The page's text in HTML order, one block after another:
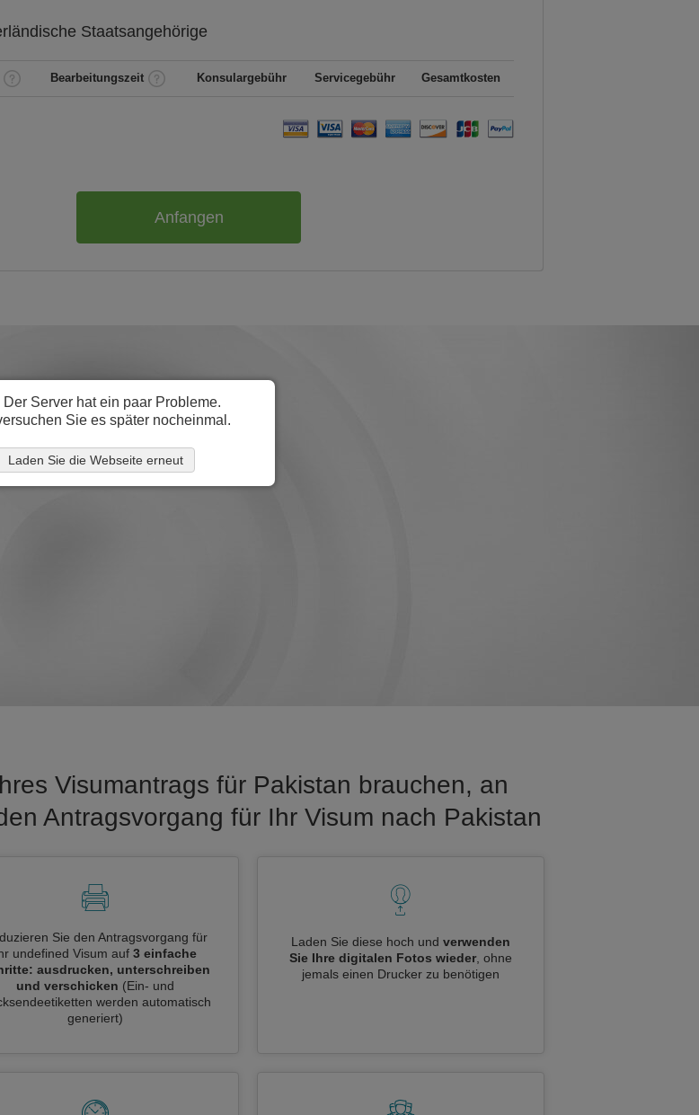
Staatsangehörige
Bearbeitungszeit Konsulargebühr Servicegebühr Gesamtkosten
Anfangen
Visumantrags für Pakistan brauchen, an
Antragsvorgang für Ihr Visum nach Pakistan
Sie den Antragsvorgang für
undefined Visum auf 3 einfache
ausdrucken, unterschreiben
und verschicken (Ein- und
werden automatisch
generiert)
Laden Sie diese hoch und verwenden
Sie Ihre digitalen Fotos wieder , ohne
jemals einen Drucker zu benötigen
Der Server hat ein paar Probleme.
Sie es später nocheinmal.
Laden Sie die Webseite erneut